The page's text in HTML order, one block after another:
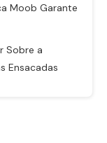
Moob Garante
Sobre a
Ensacadas